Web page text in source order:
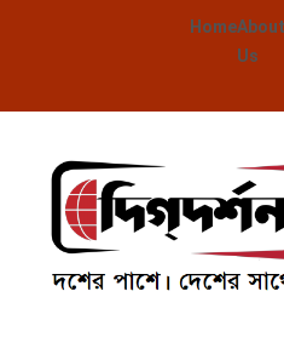
HomeAbout
Us